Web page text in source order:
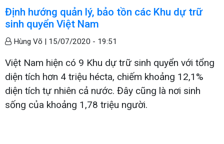
Định hướng quản lý, bảo tồn các Khu dự trữ
sinh quyển Việt Nam
Hùng Võ | 15/07/2020 - 19:51
Việt Nam hiện có 9 Khu dự trữ sinh quyển với tổng
diện tích hơn 4 triệu hécta, chiếm khoảng 12,1%
diện tích tự nhiên cả nước. Đây cũng là nơi sinh
sống của khoảng 1,78 triệu người.